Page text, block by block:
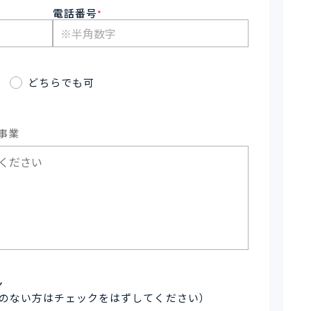
電話番号*
どちらでも可
業
ない方はチェックをはずしてください）